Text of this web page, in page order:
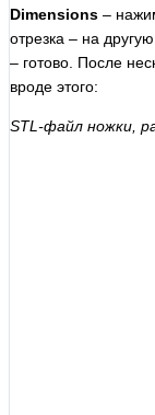
Dimensions –
отрезка – на
– готово. После
вроде этого:
STL-файл ножки,